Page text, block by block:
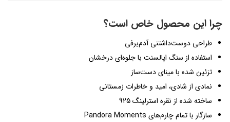
چرا این محصول خاص است؟
طراحی دوست‌داشتنی آدم‌برفی
استفاده از سنگ اپالسنت با جلوه‌ای درخشان
تزئین شده با مینای دست‌ساز
نمادی از شادی، امید و خاطرات زمستانی
ساخته شده از نقره استرلینگ 925
سازگار با تمام چارم‌های Pandora Moments